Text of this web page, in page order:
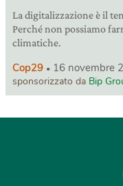
La digitalizzazione è il
Perché non possiamo
climatiche.
Cop29 16 novembre
sponsorizzato da Bip